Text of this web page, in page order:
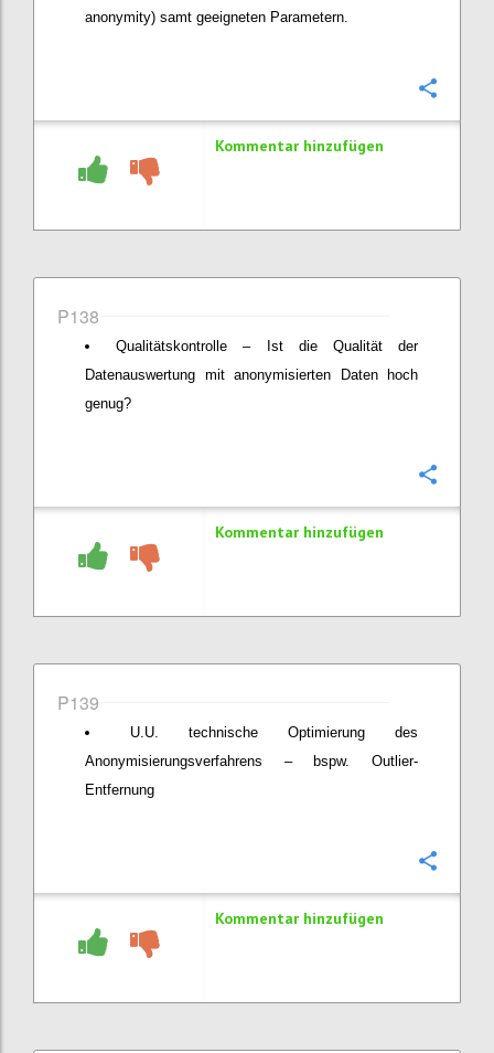
anonymity) samt geeigneten Parametern.
Kommentar hinzufügen
P138
Qualitätskontrolle – Ist die Qualität der
Datenauswertung mit anonymisierten Daten hoch
genug?
Kommentar hinzufügen
P139
U.U. technische Optimierung des
Anonymisierungsverfahrens – bspw. Outlier-
Entfernung
Kommentar hinzufügen